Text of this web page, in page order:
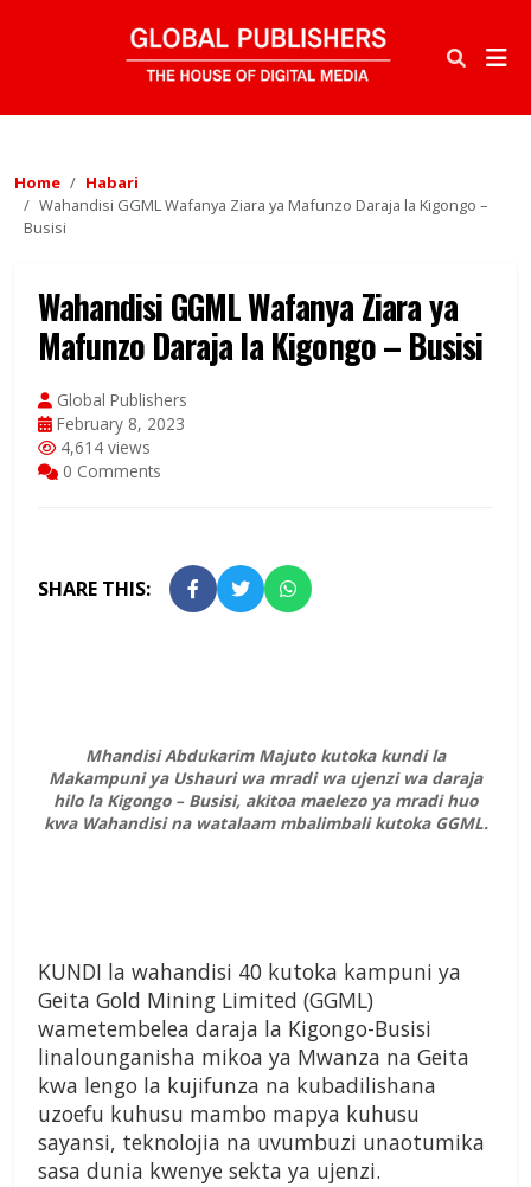
Home
Habari
Wahandisi GGML Wafanya Ziara ya Mafunzo Daraja la Kigongo –
Busisi
Wahandisi GGML Wafanya Ziara ya
Mafunzo Daraja la Kigongo – Busisi
Global Publishers
February 8, 2023
4,614 views
0 Comments
SHARE THIS:
Mhandisi Abdukarim Majuto kutoka kundi la
Makampuni ya Ushauri wa mradi wa ujenzi wa daraja
hilo la Kigongo – Busisi, akitoa maelezo ya mradi huo
kwa Wahandisi na watalaam mbalimbali kutoka GGML.
KUNDI la wahandisi 40 kutoka kampuni ya
Geita Gold Mining Limited (GGML)
wametembelea daraja la Kigongo-Busisi
linalounganisha mikoa ya Mwanza na Geita
kwa lengo la kujifunza na kubadilishana
uzoefu kuhusu mambo mapya kuhusu
sayansi, teknolojia na uvumbuzi unaotumika
sasa dunia kwenye sekta ya ujenzi.